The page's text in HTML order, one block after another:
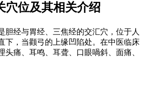
穴位及其相关介绍
胆经与胃经、三焦经的交汇穴，位于人
下，当颧弓的上缘凹陷处。在中医临床
头痛、耳鸣、耳聋、口眼喎斜、面痛、